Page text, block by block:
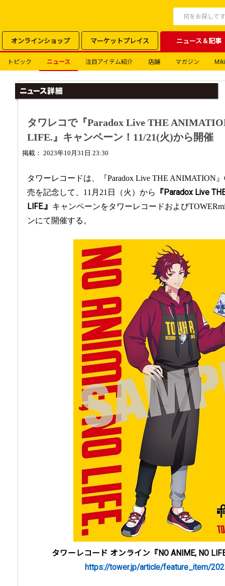
オンラインショップ マーケットプレイス ニュース＆記事
トピック ニュース 注目アイテム紹介 店舗 マガジン
タワレコで『Paradox Live THE
LIFE.』キャンペーン！11/21(火)から開催
掲載： 2023年10月31日 23:30
タワーレコードは、『Paradox Live THE ANIMATION』
売を記念して、11月21日（火）から
『Paradox Live
LIFE.』 キャンペーンをタワーレコードおよび
ンにて開催する。
タワーレコード オンライン『NO ANIME, NO
https://tower.jp/article/feature_item/